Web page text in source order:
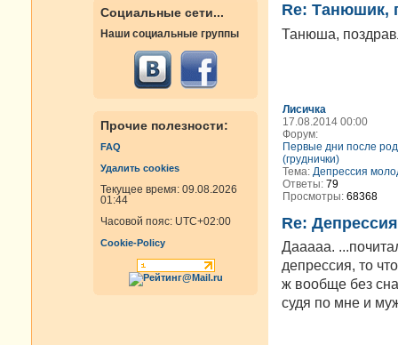
Социальные сети...
Наши социальные группы
Прочие полезности:
FAQ
Удалить cookies
Текущее время: 09.08.2026
01:44
Часовой пояс: UTC+02:00
Cookie-Policy
Re: Танюшик,
Танюша,
Лисичка
17.08.2014 00:00
Форум:
Первые дни после
(груднички)
Тема: Депрессия
Ответы: 79
Просмотры: 68368
Re:
Дааааа.
депрессия, то
ж вообще без
судя по мне и